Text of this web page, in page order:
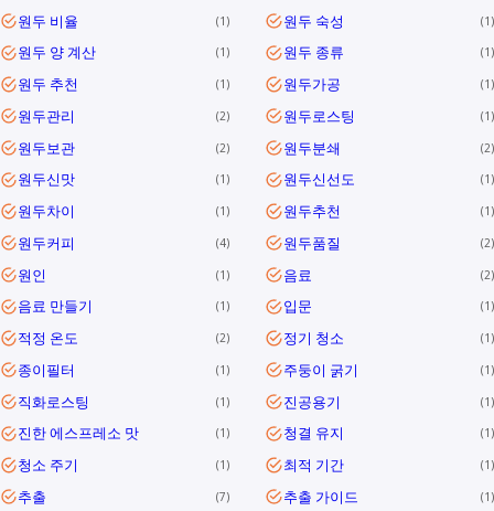
원두 비율 1 원두 숙성 1
원두 양 계산 1 원두 종류 1
원두 추천 1 원두가공 1
원두관리 2 원두로스팅 1
원두보관 2 원두분쇄 2
원두신맛 1 원두신선도 1
원두차이 1 원두추천 1
원두커피 4 원두품질 2
원인 1 음료 2
음료 만들기 1 입문 1
적정 온도 2 정기 청소 1
종이필터 1 주둥이 굵기 1
직화로스팅 1 진공용기 1
진한 에스프레소 맛 1 청결 유지 1
청소 주기 1 최적 기간 1
추출 7 추출 가이드 1